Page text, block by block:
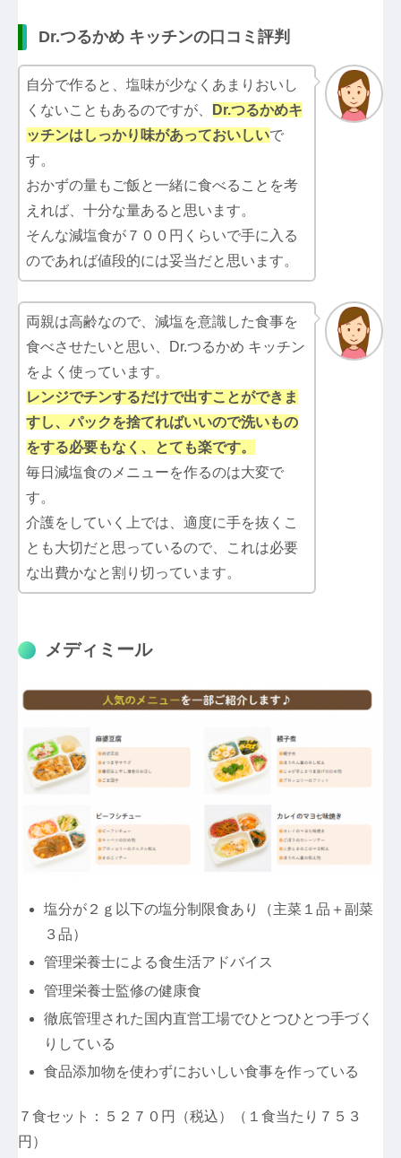
Dr.つるかめ キッチンの口コミ評判
自分で作ると、塩味が少なくあまりおいし
くないこともあるのですが、
Dr.つるかめキ
ッチンはしっかり味があっておいしいで
す。
おかずの量もご飯と一緒に食べることを考
えれば、十分な量あると思います。
そんな減塩食が７００円くらいで手に入る
のであれば値段的には妥当だと思います。
両親は高齢なので、減塩を意識した食事を
食べさせたいと思い、Dr.つるかめ キッチン
をよく使っています。
レンジでチンするだけで出すことができま
すし、パックを捨てればいいので洗いもの
をする必要もなく、とても楽です。
毎日減塩食のメニューを作るのは大変で
す。
介護をしていく上では、適度に手を抜くこ
とも大切だと思っているので、これは必要
な出費かなと割り切っています。
メディミール
塩分が２ｇ以下の塩分制限食あり（主菜１品＋副菜
３品）
管理栄養士による食生活アドバイス
管理栄養士監修の健康食
徹底管理された国内直営工場でひとつひとつ手づく
りしている
食品添加物を使わずにおいしい食事を作っている
７食セット：５２７０円（税込）（１食当たり７５３
円）